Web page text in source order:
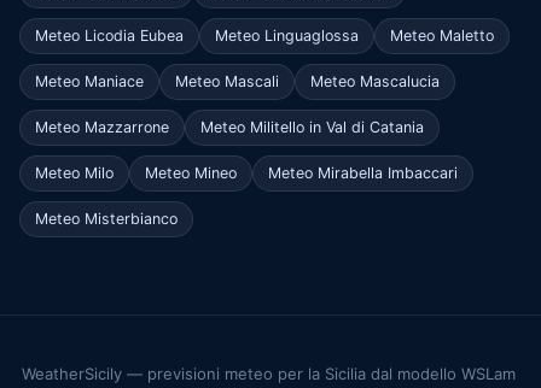
Meteo Licodia Eubea Meteo Linguaglossa Meteo Maletto
Meteo Maniace Meteo Mascali Meteo Mascalucia
Meteo Mazzarrone Meteo Militello in Val di Catania
Meteo Milo Meteo Mineo Meteo Mirabella Imbaccari
Meteo Misterbianco
WeatherSicily — previsioni meteo per la Sicilia dal modello WSLam